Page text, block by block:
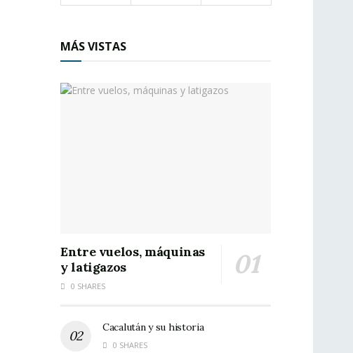
MÁS VISTAS
Entre vuelos, máquinas
y latigazos
0 SHARES
Cacalután y su historia
0 SHARES